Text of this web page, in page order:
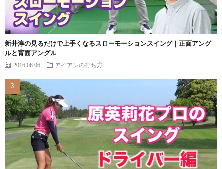
新井淳の見るだけで上手くなるスローモーションスイング｜正面アング
ルと背面アングル
2016.06.06 アイアンの打ち方